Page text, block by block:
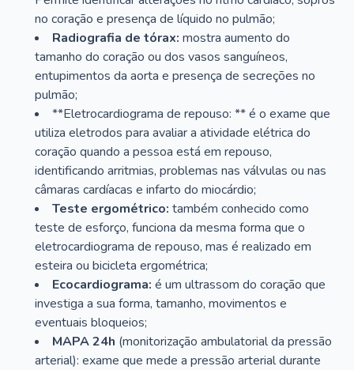
no coração e presença de líquido no pulmão;
Radiografia de tórax: mostra aumento do
tamanho do coração ou dos vasos sanguíneos,
entupimentos da aorta e presença de secreções no
pulmão;
**Eletrocardiograma de repouso: ** é o exame que
utiliza eletrodos para avaliar a atividade elétrica do
coração quando a pessoa está em repouso,
identificando arritmias, problemas nas válvulas ou nas
câmaras cardíacas e infarto do miocárdio;
Teste ergométrico: também conhecido como
teste de esforço, funciona da mesma forma que o
eletrocardiograma de repouso, mas é realizado em
esteira ou bicicleta ergométrica;
Ecocardiograma: é um ultrassom do coração que
investiga a sua forma, tamanho, movimentos e
eventuais bloqueios;
MAPA 24h (monitorização ambulatorial da pressão
arterial): exame que mede a pressão arterial durante